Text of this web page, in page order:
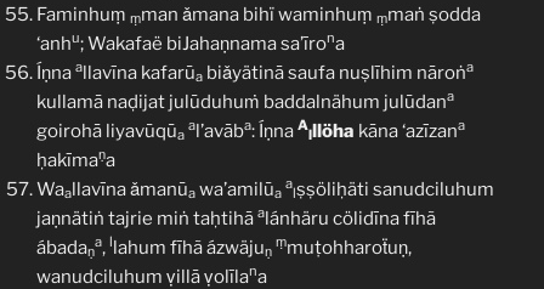
Faminhuṃ ṃman ǎmana bihï waminhuṃ ṃmaṅ ṣodda
‘anhu; Wakafaë biJahaṇnama sa’īrona
Íṇna allavīna kafarūa biǎyätinā saufa nuṣlīhim nāroṅa
kullamā naḍijat julūduhuṁ baddalnähum julūdana
goirohā liyavūqūa
al’avāba: Íṇna A
lllöha kāna ‘azīzana
ḥakīmaṇa
Waallavīna ǎmanūa wa’amilūa
a
lṣṣöliḥäti sanudciluhum
jaṇnätiṅ tajrie miṅ taḥtihā alánhäru cölidīna fīhã
ábadaṇ
a, llahum fīhã ázwäjuṇ
ṃmuṭohharoẗuṇ,
wanudciluhum ṿillā ṿolīlana